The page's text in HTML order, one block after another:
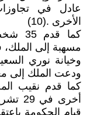
عادل في
الأخرى .(10)
كما
وخيانة نوري
ودعت الملك إلى
كما قدم نقيب
أخرى
قيام الحكومة